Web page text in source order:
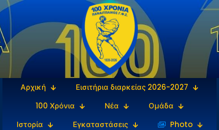
Αρχική
Εισιτήρια διαρκείας 2026-2027
100 Χρόνια
Νέα
Ομάδα
Ιστορία
Εγκαταστάσεις
‎‏‏‎ ‎Photo